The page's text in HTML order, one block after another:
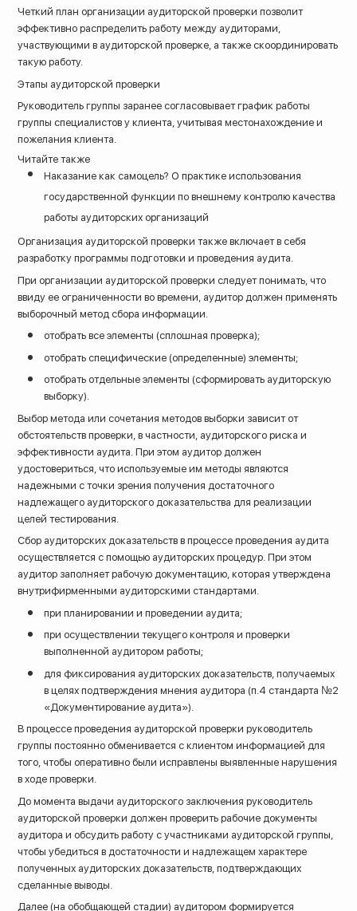
Четкий план организации аудиторской проверки позволит
эффективно распределить работу между аудиторами,
участвующими в аудиторской проверке, а также скоординировать
такую работу.
Этапы аудиторской проверки
Руководитель группы заранее согласовывает график работы
группы специалистов у клиента, учитывая местонахождение и
пожелания клиента.
Читайте также
Наказание как самоцель? О практике использования
государственной функции по внешнему контролю качества
работы аудиторских организаций
Организация аудиторской проверки также включает в себя
разработку программы подготовки и проведения аудита.
При организации аудиторской проверки следует понимать, что
ввиду ее ограниченности во времени, аудитор должен применять
выборочный метод сбора информации.
отобрать все элементы (сплошная проверка);
отобрать специфические (определенные) элементы;
отобрать отдельные элементы (сформировать аудиторскую
выборку).
Выбор метода или сочетания методов выборки зависит от
обстоятельств проверки, в частности, аудиторского риска и
эффективности аудита. При этом аудитор должен
удостовериться, что используемые им методы являются
надежными с точки зрения получения достаточного
надлежащего аудиторского доказательства для реализации
целей тестирования.
Сбор аудиторских доказательств в процессе проведения аудита
осуществляется с помощью аудиторских процедур. При этом
аудитор заполняет рабочую документацию, которая утверждена
внутрифирменными аудиторскими стандартами.
при планировании и проведении аудита;
при осуществлении текущего контроля и проверки
выполненной аудитором работы;
для фиксирования аудиторских доказательств, получаемых
в целях подтверждения мнения аудитора (п.4 стандарта №2
«Документирование аудита»).
В процессе проведения аудиторской проверки руководитель
группы постоянно обменивается с клиентом информацией для
того, чтобы оперативно были исправлены выявленные нарушения
в ходе проверки.
До момента выдачи аудиторского заключения руководитель
аудиторской проверки должен проверить рабочие документы
аудитора и обсудить работу с участниками аудиторской группы,
чтобы убедиться в достаточности и надлежащем характере
полученных аудиторских доказательств, подтверждающих
сделанные выводы.
Далее (на обобщающей стадии) аудитором формируется